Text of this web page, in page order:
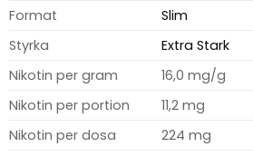
Format
Slim
Styrka
Extra Stark
Nikotin per gram
16,0 mg/g
Nikotin per portion
11,2 mg
Nikotin per dosa
224 mg